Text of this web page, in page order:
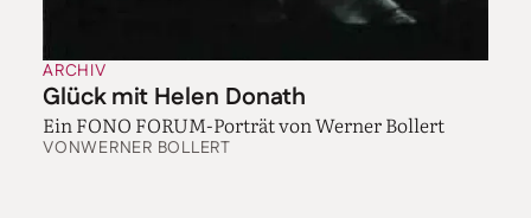
ARCHIV
Glück mit Helen Donath
Ein FONO FORUM-Porträt von Werner Bollert
VONWERNER BOLLERT